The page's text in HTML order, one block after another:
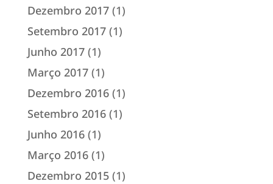
Dezembro 2017(1)
Setembro 2017(1)
Junho 2017(1)
Março 2017(1)
Dezembro 2016(1)
Setembro 2016(1)
Junho 2016(1)
Março 2016(1)
Dezembro 2015(1)